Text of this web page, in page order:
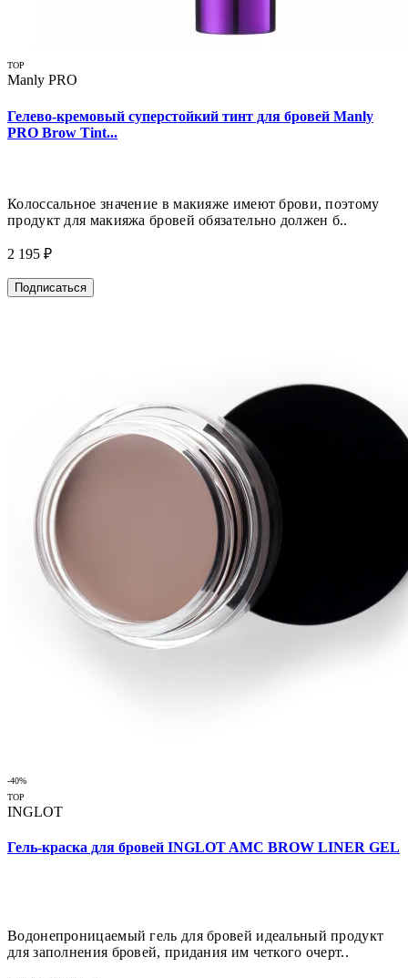
TOP
Manly PRO
Гелево-кремовый суперстойкий тинт для бровей Manly
PRO Brow Tint...
Колоссальное значение в макияже имеют брови, поэтому
продукт для макияжа бровей обязательно должен б..
2 195 ₽
Подписаться
-40%
TOP
INGLOT
Гель-краска для бровей INGLOT AMC BROW LINER GEL
Водонепроницаемый гель для бровей идеальный продукт
для заполнения бровей, придания им четкого очерт..